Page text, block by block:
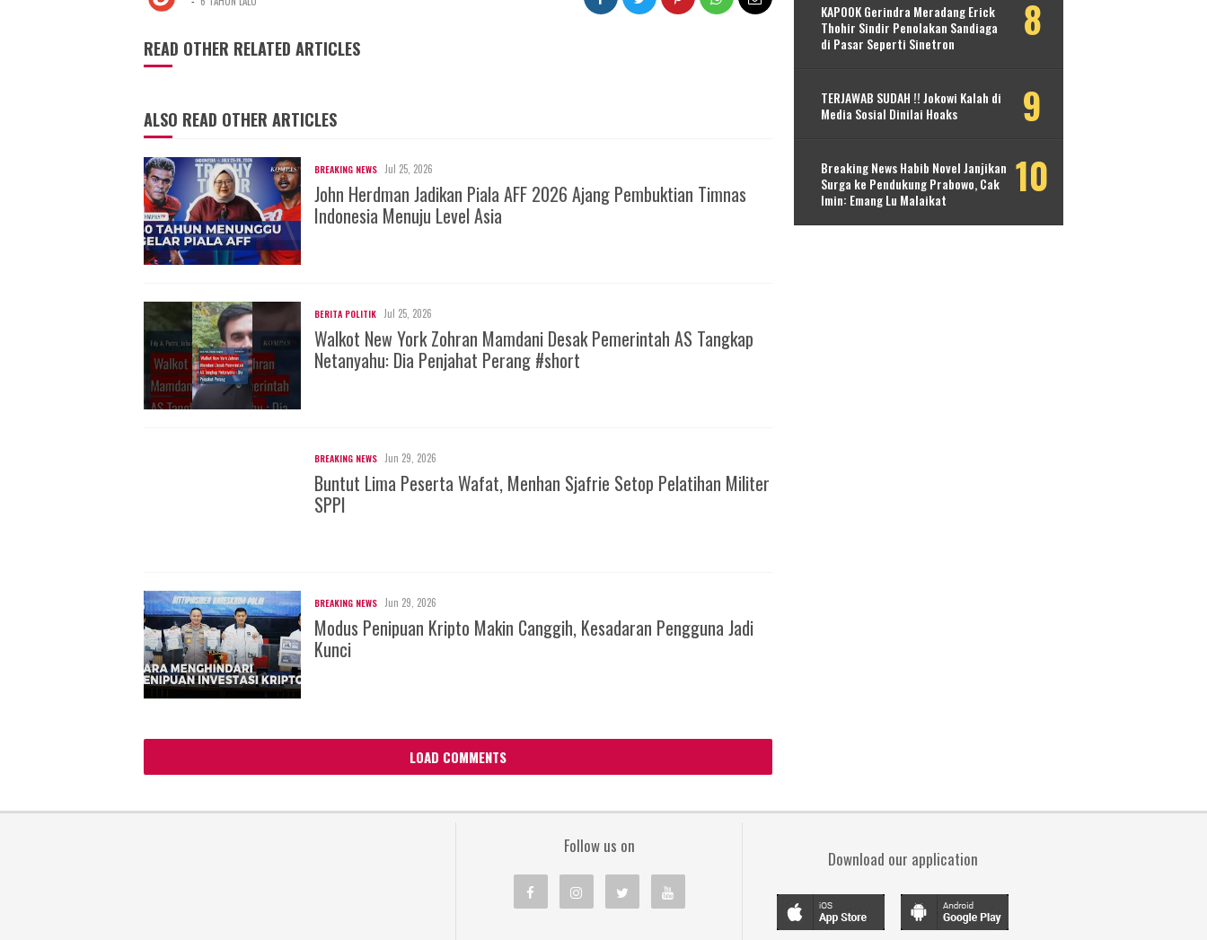
READ OTHER RELATED ARTICLES
ALSO READ OTHER ARTICLES
BREAKING NEWS Jul 25, 2026
John Herdman Jadikan Piala AFF 2026 Ajang Pembuktian Timnas
Indonesia Menuju Level Asia
BERITA POLITIK Jul 25, 2026
Walkot New York Zohran Mamdani Desak Pemerintah AS Tangkap
Netanyahu: Dia Penjahat Perang #short
BREAKING NEWS Jun 29, 2026
Buntut Lima Peserta Wafat, Menhan Sjafrie Setop Pelatihan Militer
SPPI
BREAKING NEWS Jun 29, 2026
Modus Penipuan Kripto Makin Canggih, Kesadaran Pengguna Jadi
Kunci
LOAD COMMENTS
KAPOOK Gerindra Meradang Erick
Thohir Sindir Penolakan Sandiaga
di Pasar Seperti Sinetron
TERJAWAB SUDAH !! Jokowi Kalah di
Media Sosial Dinilai Hoaks
Breaking News Habib Novel Janjikan
Surga ke Pendukung Prabowo, Cak
Imin: Emang Lu Malaikat
Follow us on
Download our application